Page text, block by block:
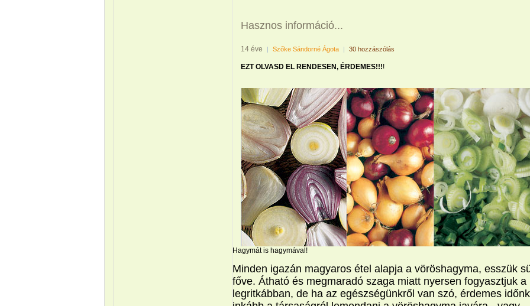
Hasznos információ...
14 éve | Szőke Sándorné Ágota | 30 hozzászólás
EZT OLVASD EL RENDESEN, ÉRDEMES!!!!
Hagymát is hagymával!
Minden igazán magyaros étel alapja a vöröshagyma, esszük
főve. Átható és megmaradó szaga miatt nyersen fogyasztjuk a
legritkábban, de ha az egészségünkről van szó, érdemes